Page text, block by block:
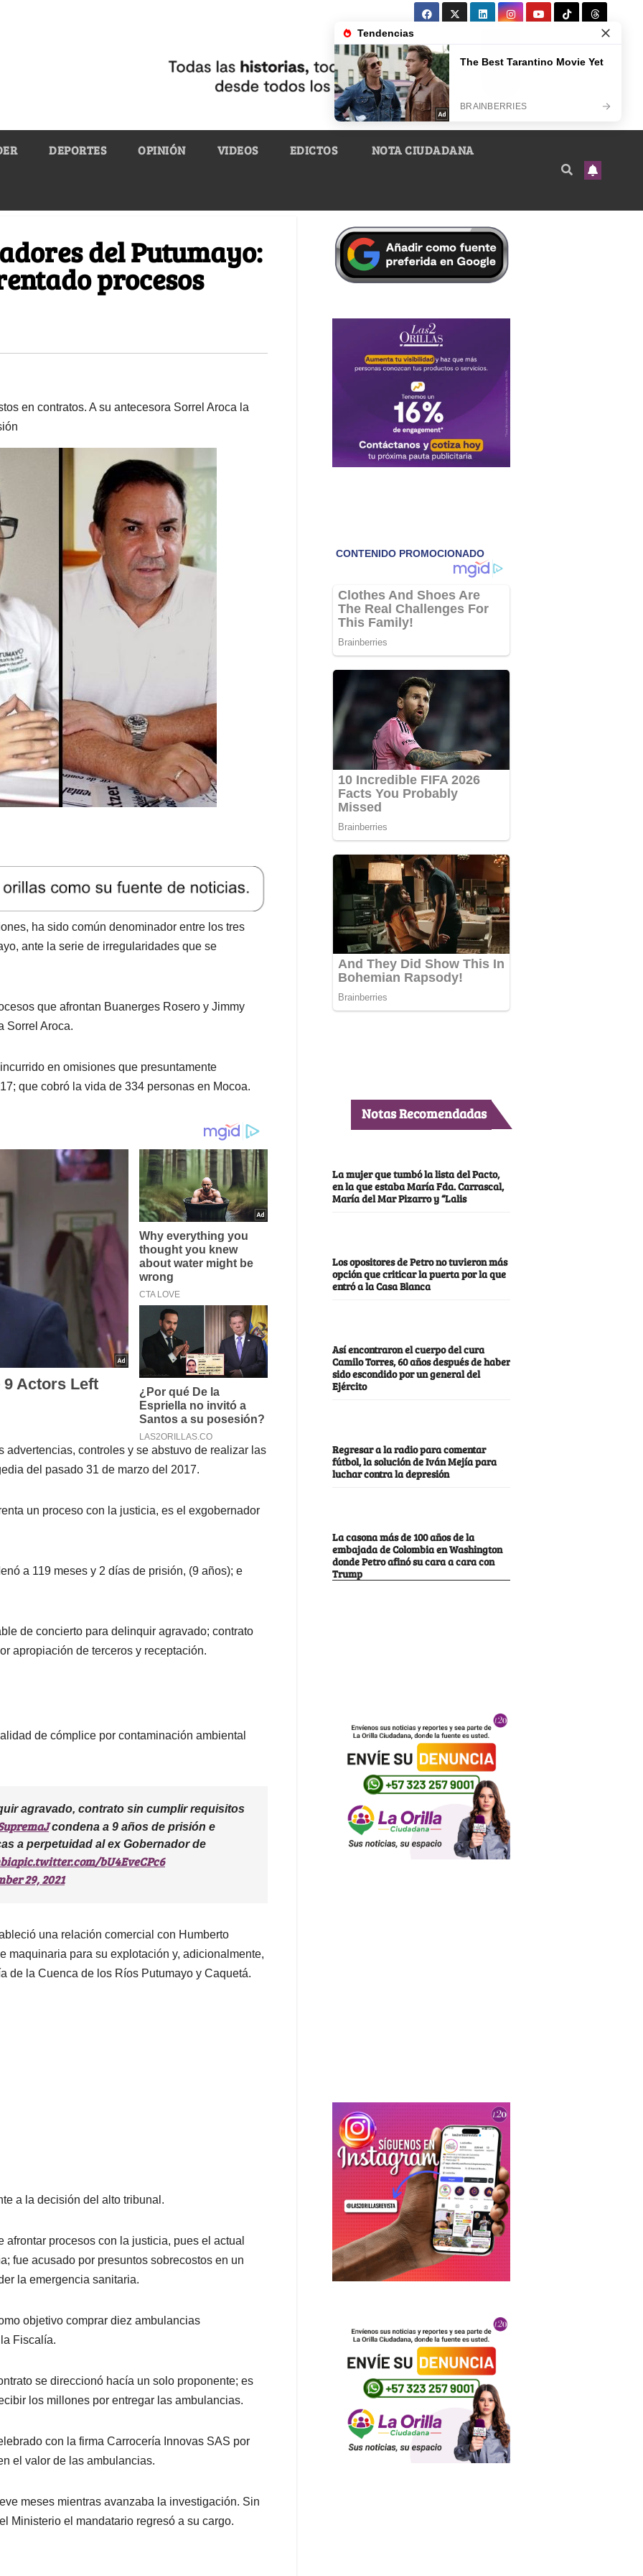
DEPORTES OPINIÓN VIDEOS EDICTOS NOTA CIUDADANA
del Putumayo:
procesos
en contratos. A su antecesora Sorrel Aroca la
ha sido común denominador entre los tres
ante la serie de irregularidades que se
que afrontan Buanerges Rosero y Jimmy
Sorrel Aroca.
en omisiones que presuntamente
que cobró la vida de 334 personas en Mocoa.
controles y se abstuvo de realizar las
del pasado 31 de marzo del 2017.
un proceso con la justicia, es el exgobernador
a 119 meses y 2 días de prisión, (9 años); e
de concierto para delinquir agravado; contrato
apropiación de terceros y receptación.
de cómplice por contaminación ambiental
agravado, contrato sin cumplir requisitos
condena a 9 años de prisión e
a perpetuidad al ex Gobernador de
pic.twitter.com/bU4EveCPc6
29, 2021
una relación comercial con Humberto
maquinaria para su explotación y, adicionalmente,
de la Cuenca de los Ríos Putumayo y Caquetá.
a la decisión del alto tribunal.
procesos con la justicia, pues el actual
fue acusado por presuntos sobrecostos en un
la emergencia sanitaria.
objetivo comprar diez ambulancias
Fiscalía.
se direccionó hacía un solo proponente; es
los millones por entregar las ambulancias.
con la firma Carrocería Innovas SAS por
el valor de las ambulancias.
meses mientras avanzaba la investigación. Sin
Ministerio el mandatario regresó a su cargo.
Notas Recomendadas
La mujer que tumbó la lista del Pacto,
en la que estaba María Fda. Carrascal,
María del Mar Pizarro y “Lalis
Los opositores de Petro no tuvieron más
opción que criticar la puerta por la que
entró a la Casa Blanca
Así encontraron el cuerpo del cura
Camilo Torres, 60 años después de haber
sido escondido por un general del
Ejército
Regresar a la radio para comentar
fútbol, la solución de Iván Mejía para
luchar contra la depresión
La casona más de 100 años de la
embajada de Colombia en Washington
donde Petro afinó su cara a cara con
Trump